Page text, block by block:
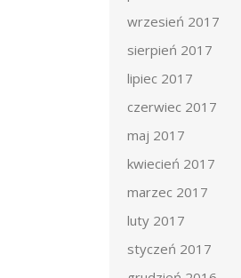
wrzesień 2017
sierpień 2017
lipiec 2017
czerwiec 2017
maj 2017
kwiecień 2017
marzec 2017
luty 2017
styczeń 2017